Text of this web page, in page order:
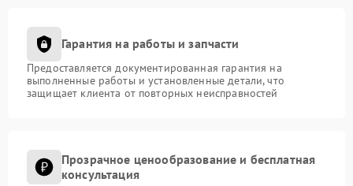
Гарантия на работы и запчасти
Предоставляется документированная гарантия на
выполненные работы и установленные детали, что
защищает клиента от повторных неисправностей
Прозрачное ценообразование и бесплатная
консультация